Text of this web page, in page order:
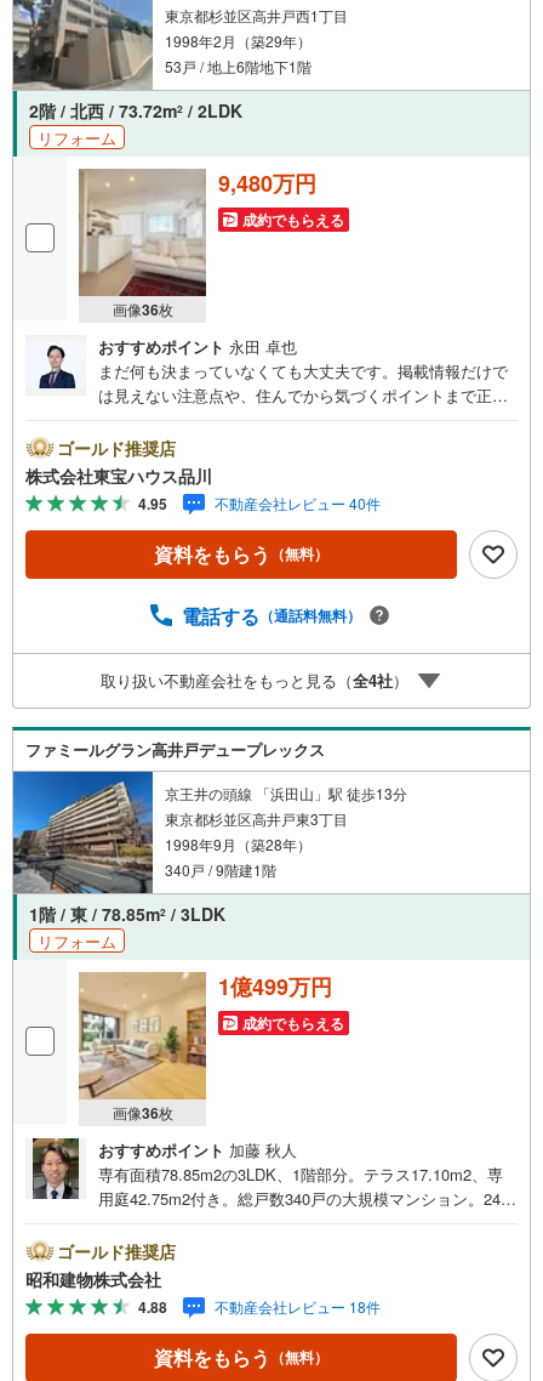
東京都杉並区高井戸西1丁目
1998年2月（築29年）
53戸 / 地上6階地下1階
2階 / 北西 / 73.72m2 / 2LDK
リフォーム
画像36枚
9,480万円
成約でもらえる
おすすめポイント 永田 卓也
まだ何も決まっていなくても大丈夫です。掲載情報だけで
は見えない注意点や、住んでから気づくポイントまで正直
とも包み隠さずお伝えし、「納得して選ぶ」ためのサポー
トを大切にしています。現地でしか分からないリアルな情
報も含めて、一緒に後悔しない住まい探しを進めていきま
しょう。まずはお気軽にご相談ください。【Yahoo！ 不動
産キャンペーン対象店舗】当店で物件を成約するとPayPay
ボーナスライトがもらえる「Yahoo！ 不動産 物件ご成約キ
予約をする」ボタンからお問い合わせください。※必ずYah
スライトは出金と譲渡はできません。ご案内・詳細な資料
のご請求はお気軽にどうぞ♪お電話でのお問い合わせも常
時受け付けております！お気軽にお問い合わせください。
ゴールド推奨店
株式会社東宝ハウス品川
4.95 不動産会社レビュー 40件
資料をもらう （無料）
電話する （通話料無料）
取り扱い不動産会社をもっと見る（全4社）
ファミールグラン高井戸デュープレックス
京王井の頭線 「浜田山」駅 徒歩13分
東京都杉並区高井戸東3丁目
1998年9月（築28年）
340戸 / 9階建1階
1階 / 東 / 78.85m2 / 3LDK
リフォーム
画像36枚
1億499万円
成約でもらえる
おすすめポイント 加藤 秋人
専有面積78.85m2の3LDK、1階部分。テラス17.10m2、専
用庭42.75m2付き。総戸数340戸の大規模マンション。24時
月リノベーション済。深型食洗機、浴室換気乾燥暖房機、
追焚機能付き。LDK約16.0帖、各居室に収納あり。京王井
の頭線高井戸駅徒歩5分・浜田山駅も徒歩13分で利用可能。
・・・地域密着昭和建物です・・・ 西荻窪に創業44年、
地域密着の不動産会社です。 不動産購入、買換えには、
不安がつきもの。 物件の選定や住宅ローンはもちろん地域
ゴールド推奨店
昭和建物株式会社
4.88 不動産会社レビュー 18件
資料をもらう （無料）